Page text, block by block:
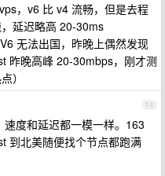
，v6 比 v4 流畅，但是去程
延迟略高 20-30ms
无法出国，昨晚上偶然发现
昨晚高峰 20-30mbps，刚才测
）
14
度和延迟都一模一样。163
到北美随便找个节点都跑满